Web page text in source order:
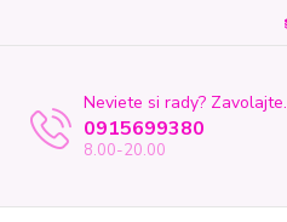
Neviete si rady? Zavolajte.
0915699380
8.00-20.00